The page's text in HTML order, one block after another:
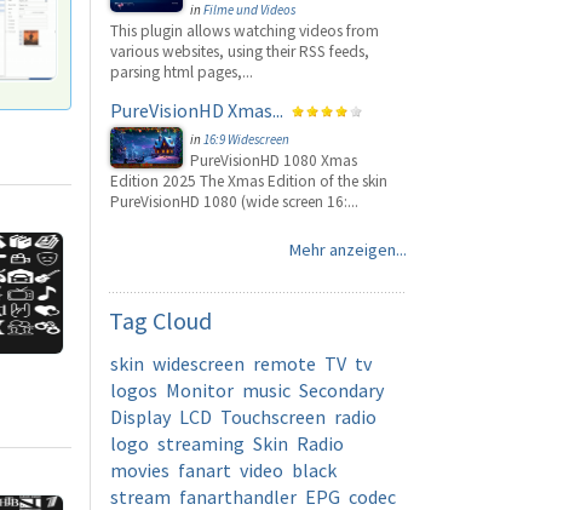
inFilme und Videos
This plugin allows watching videos from
various websites, using their RSS feeds,
parsing html pages,...
PureVisionHD Xmas...
in16:9 Widescreen
PureVisionHD 1080 Xmas
Edition 2025 The Xmas Edition of the skin
PureVisionHD 1080 (wide screen 16:...
Mehr anzeigen...
Tag Cloud
skin widescreen remote TV tv
logos Monitor music Secondary
Display LCD Touchscreen radio
logo streaming Skin Radio
movies fanart video black
stream fanarthandler EPG codec